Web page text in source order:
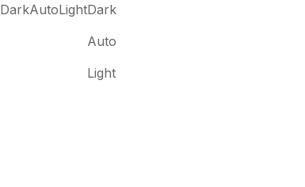
DarkAutoLightDark
Auto
Light